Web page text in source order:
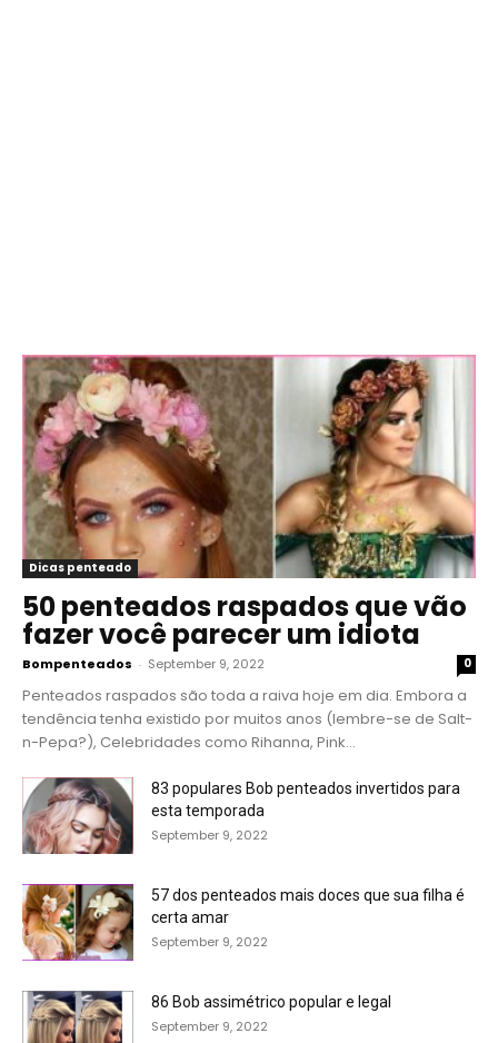
Dicas penteado
50 penteados raspados que vão
fazer você parecer um idiota
Bompenteados - September 9, 2022 0
Penteados raspados são toda a raiva hoje em dia. Embora a
tendência tenha existido por muitos anos (lembre-se de Salt-
n-Pepa?), Celebridades como Rihanna, Pink...
83 populares Bob penteados invertidos para
esta temporada
September 9, 2022
57 dos penteados mais doces que sua filha é
certa amar
September 9, 2022
86 Bob assimétrico popular e legal
September 9, 2022